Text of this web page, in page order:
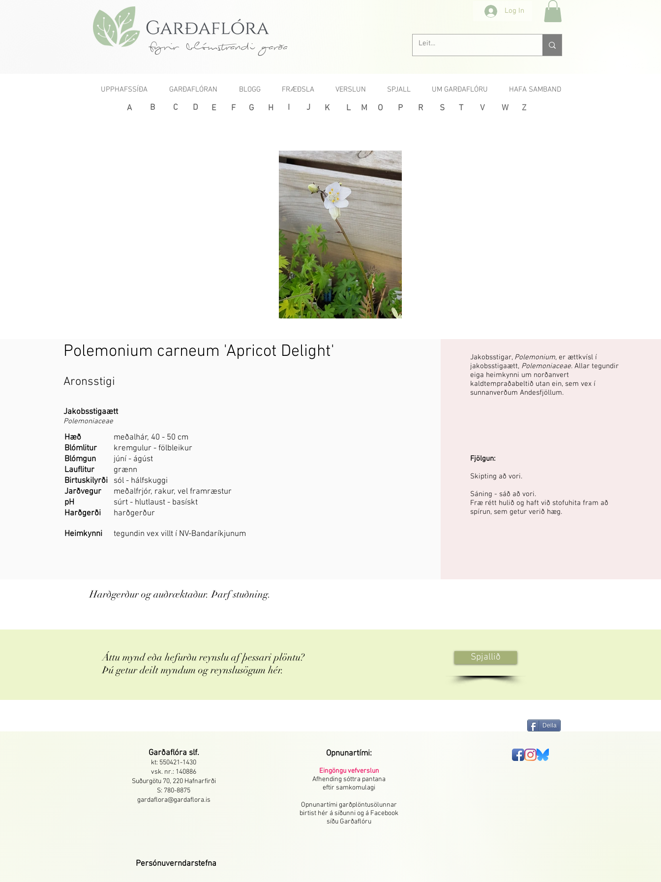
fyrir blómstrandi garða
Log In
UPPHAFSSÍÐA GARÐAFLÓRAN BLOGG FRÆÐSLA VERSLUN SPJALL UM GARÐAFLÓRU HAFA SAMBAND
A B C D E F G H I J K L M O P R S T V W Z
Polemonium carneum 'Apricot Delight'
Aronsstigi
Jakobsstigaætt
Polemoniaceae
Hæð
meðalhár, 40 - 50 cm
Blómlitur
kremgulur - fölbleikur
Blómgun
júní - ágúst
Lauflitur
grænn
Birtuskilyrði
sól - hálfskuggi
Jarðvegur
meðalfrjór, rakur, vel framræstur
pH
súrt - hlutlaust - basískt
Harðgerði
harðgerður
Heimkynni tegundin vex villt í NV-Bandaríkjunum
Jakobsstigar, Polemonium, er ættkvísl í
jakobsstigaætt, Polemoniaceae. Allar tegundir
eiga heimkynni um norðanvert
kaldtempraðabeltið utan ein, sem vex í
sunnanverðum Andesfjöllum.​
Fjölgun:
Skipting að vori.
Sáning - sáð að vori.
Fræ rétt hulið og haft við stofuhita fram að
spírun, sem getur verið hæg.
Harðgerður og auðræktaður. Þarf stuðning.
Áttu mynd eða hefurðu reynslu af þessari plöntu?
Þú getur deilt myndum og reynslusögum hér.
Spjallið
Deila
Garðaflóra slf.
kt: 550421-1430
vsk. nr.: 140886
Suðurgötu 70, 220 Hafnarfirði
S: 780-8875
gardaflora@gardaflora.is
Opnunartími:
Eingöngu vefverslun
Afhending sóttra pantana
eftir samkomulagi
Opnunartími garðplöntusölunnar
birtist hér á síðunni og á Facebook
síðu Garðaflóru
Persónuverndarstefna